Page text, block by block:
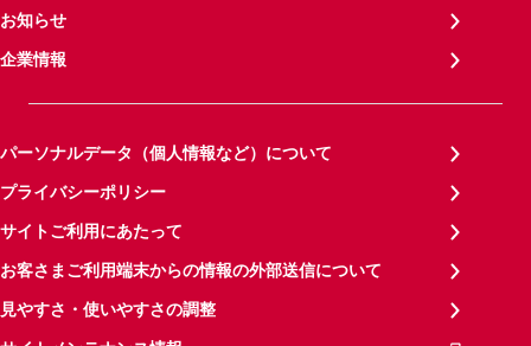
お知らせ
企業情報
パーソナルデータ（個人情報など）について
プライバシーポリシー
サイトご利用にあたって
お客さまご利用端末からの情報の外部送信について
見やすさ・使いやすさの調整